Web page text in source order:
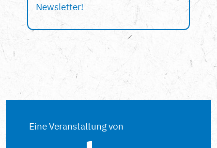
Newsletter!
Eine Veranstaltung von